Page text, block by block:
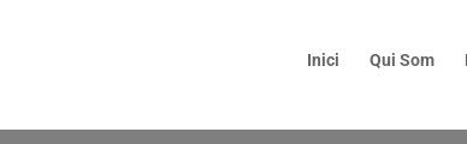
Inici Qui Som